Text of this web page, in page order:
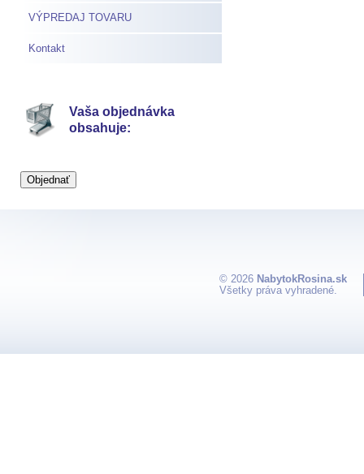
VÝPREDAJ TOVARU
Kontakt
Vaša objednávka
obsahuje:
© 2026 NabytokRosina.sk
Všetky práva vyhradené.